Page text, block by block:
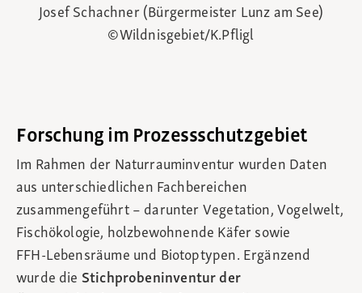
Josef Schachner (Bürgermeister Lunz am See)
©Wildnisgebiet/K.Pfligl
Forschung im Prozessschutzgebiet
Im Rahmen der Naturrauminventur wurden Daten
aus unterschiedlichen Fachbereichen
zusammengeführt – darunter Vegetation, Vogelwelt,
Fischökologie, holzbewohnende Käfer sowie
FFH‑Lebensräume und Biotoptypen. Ergänzend
wurde die Stichprobeninventur der